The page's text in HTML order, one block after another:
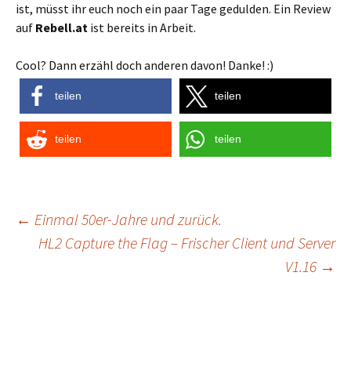
ist, müsst ihr euch noch ein paar Tage gedulden. Ein Review
auf Rebell.at ist bereits in Arbeit.
Cool? Dann erzähl doch anderen davon! Danke! :)
teilen teilen
teilen teilen
Post
← Einmal 50er-Jahre und zurück.
HL2 Capture the Flag – Frischer Client und Server
V1.16 →